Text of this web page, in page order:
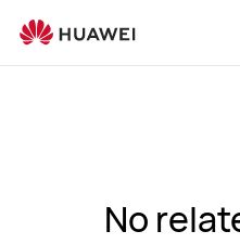
No